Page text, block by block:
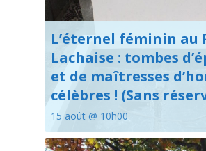
L’éternel féminin au
Lachaise : tombes
et de maîtresses
célèbres ! (Sans
15 août @ 10h00